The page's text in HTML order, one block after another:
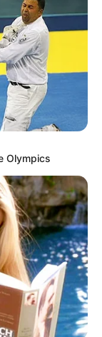
Olympics